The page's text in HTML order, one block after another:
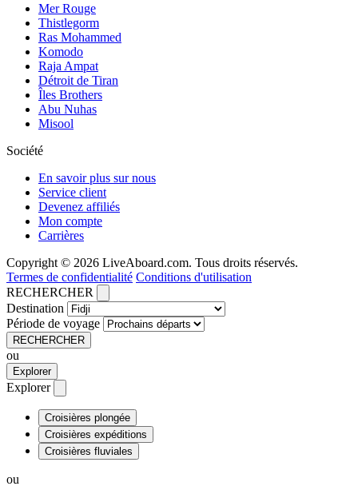
Mer Rouge
Thistlegorm
Ras Mohammed
Komodo
Raja Ampat
Détroit de Tiran
Îles Brothers
Abu Nuhas
Misool
Société
En savoir plus sur nous
Service client
Devenez affiliés
Mon compte
Carrières
Copyright © 2026 LiveAboard.com. Tous droits réservés.
Termes de confidentialité Conditions d'utilisation
RECHERCHER
Destination
Période de voyage
RECHERCHER
ou
Explorer
Explorer
Croisières plongée
Croisières expéditions
Croisières fluviales
ou